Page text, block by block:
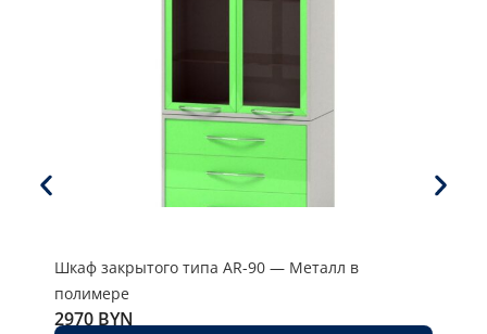
Шкаф закрытого типа AR-90 — Металл в
полимере
2970 BYN